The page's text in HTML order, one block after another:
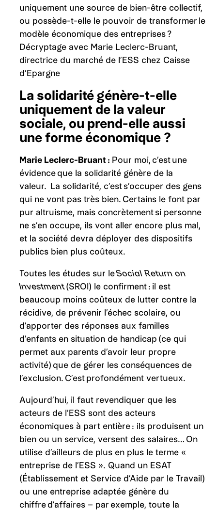
uniquement une source de bien-être collectif,
ou possède-t-elle le pouvoir de transformer le
modèle économique des entreprises ?
Décryptage avec Marie Leclerc-Bruant,
directrice du marché de l’ESS chez Caisse
d’Epargne
La solidarité génère-t-elle
uniquement de la valeur
sociale, ou prend-elle aussi
une forme économique ?
Marie Leclerc-Bruant : Pour moi, c’est une
évidence que la solidarité génère de la
valeur. La solidarité, c’est s’occuper des gens
qui ne vont pas très bien. Certains le font par
pur altruisme, mais concrètement si personne
ne s’en occupe, ils vont aller encore plus mal,
et la société devra déployer des dispositifs
publics bien plus coûteux.
Toutes les études sur leSocial Return on
Investment(SROI) le confirment : il est
beaucoup moins coûteux de lutter contre la
récidive, de prévenir l’échec scolaire, ou
d’apporter des réponses aux familles
d’enfants en situation de handicap (ce qui
permet aux parents d’avoir leur propre
activité) que de gérer les conséquences de
l’exclusion. C’est profondément vertueux.
Aujourd’hui, il faut revendiquer que les
acteurs de l’ESS sont des acteurs
économiques à part entière : ils produisent un
bien ou un service, versent des salaires… On
utilise d’ailleurs de plus en plus le terme «
entreprise de l’ESS ». Quand un ESAT
(Établissement et Service d’Aide par le Travail)
ou une entreprise adaptée génère du
chiffre d’affaires – par exemple, toute la